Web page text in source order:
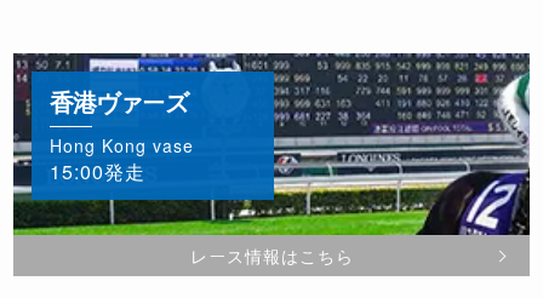
香港ヴァーズ
Hong Kong vase
15:00発走
レース情報はこちら